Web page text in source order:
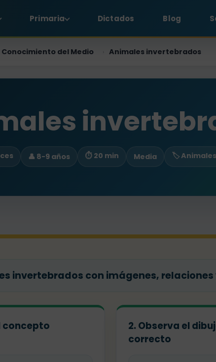
Primaria Dictados Blog
Conocimiento del Medio › Animales invertebrados
👤 8-9 años ⏱ 20 min Media 🏷️ Animales
invertebrados con imágenes,
concepto
2. Observa el
correcto